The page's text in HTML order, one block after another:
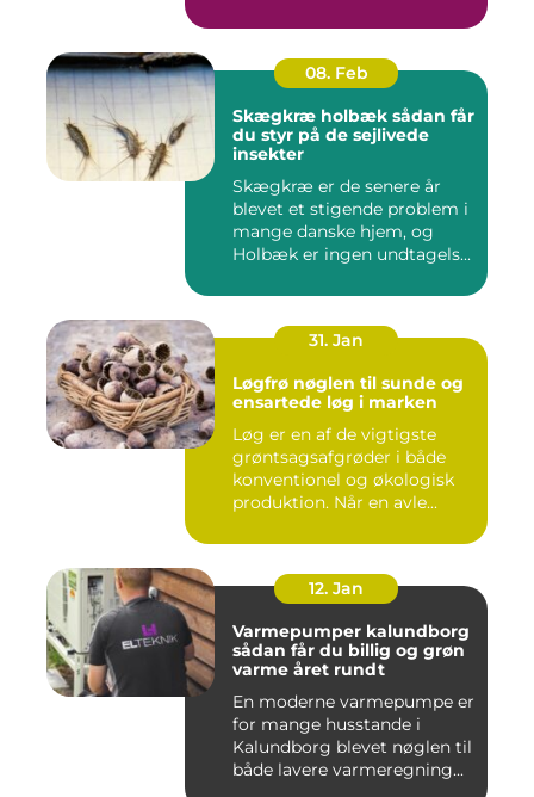
08. Feb
Skægkræ holbæk sådan får
du styr på de sejlivede
insekter
Skægkræ er de senere år
blevet et stigende problem i
mange danske hjem, og
Holbæk er ingen undtagels...
31. Jan
Løgfrø nøglen til sunde og
ensartede løg i marken
Løg er en af de vigtigste
grøntsagsafgrøder i både
konventionel og økologisk
produktion. Når en avle...
12. Jan
Varmepumper kalundborg
sådan får du billig og grøn
varme året rundt
En moderne varmepumpe er
for mange husstande i
Kalundborg blevet nøglen til
både lavere varmeregning...